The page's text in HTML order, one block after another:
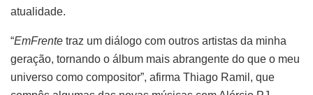
atualidade.
“EmFrente traz um diálogo com outros artistas da minha
geração, tornando o álbum mais abrangente do que o meu
universo como compositor”, afirma Thiago Ramil, que